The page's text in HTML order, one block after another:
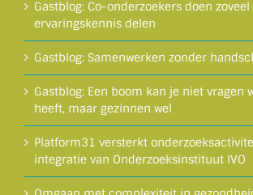
Gastblog: Co-onderzoekers doen
ervaringskennis delen
Gastblog: Samenwerken zonder
Gastblog: Een boom kan je niet vragen
heeft, maar gezinnen wel
Platform31 versterkt
integratie van Onderzoeksinstituut IVO